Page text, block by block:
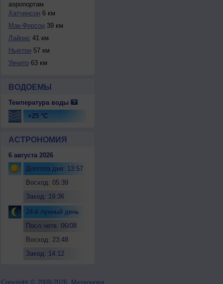
аэропортам
Хатчинсон 6 км
Мак-Ферсон 39 км
Лайонс 41 км
Ньютон 57 км
Уичито63 км
ВОДОЕМЫ
Температура воды
+25 °C
АСТРОНОМИЯ
6 августа 2026
Долгота дня: 13:57
Восход: 05:39
Заход: 19:36
24-й лунный день
Посл.четв. 06/08
Восход: 23:48
Заход: 14:12
Copyright © 2009-2026, Метеонова